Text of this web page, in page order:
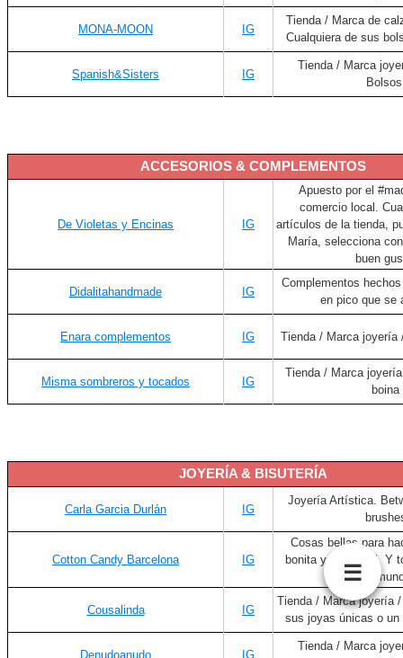
MONA-MOON IG
Tienda / Marca de
Cualquiera de sus
Spanish&Sisters IG
Tienda / Marca
ACCESORIOS & COMPLEMENTOS
De Violetas y Encinas IG
Apuesto por el
comercio local.
artículos de la tienda,
María, selecciona
buen
Didalitahandmade IG
Complementos
en pico que se
Enara complementos IG Tienda / Marca joyería
Misma sombreros y tocados IG
Tienda / Marca
boina
JOYERÍA & BISUTERÍA
Carla Garcia Durlán IG
Joyería Artística.
Cotton Candy Barcelona IG
Cosas bellas para
bonita y más fácil. Y
del
Cousalinda IG
Tienda / Marca joyería
sus joyas únicas o un
Denudoanudo IG
Tienda / Marca
☰